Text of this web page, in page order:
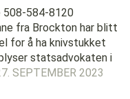
508-584-8120
fra Brockton har blitt
for å ha knivstukket
statsadvokaten i
SEPTEMBER 2023